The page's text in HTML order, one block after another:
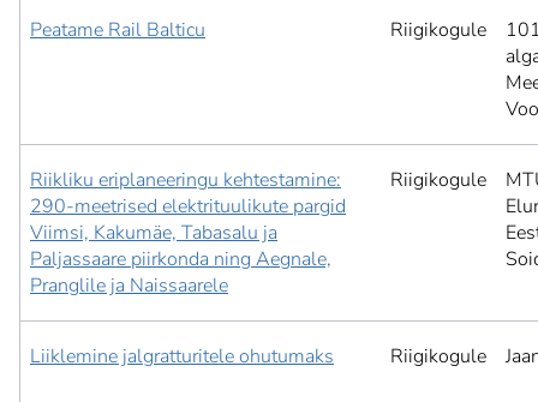
Peatame Rail Balticu Riigikogule
Riikliku eriplaneeringu kehtestamine:
290-meetrised elektrituulikute pargid
Viimsi, Kakumäe, Tabasalu ja
Paljassaare piirkonda ning Aegnale,
Pranglile ja Naissaarele
Riigikogule
Liiklemine jalgratturitele ohutumaks Riigikogule